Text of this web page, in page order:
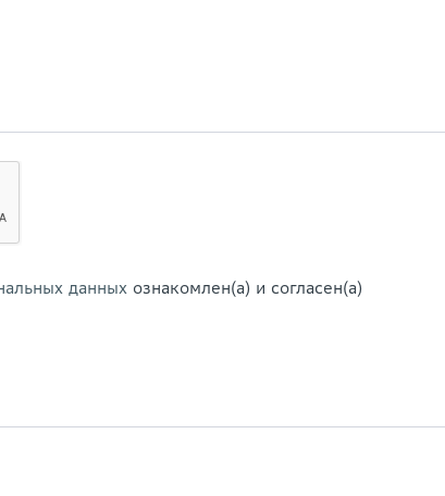
данных ознакомлен(а) и согласен(а)